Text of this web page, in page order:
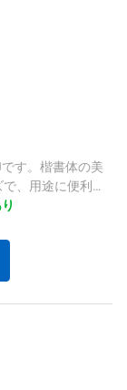
す。楷書体の美
、用途に便利で